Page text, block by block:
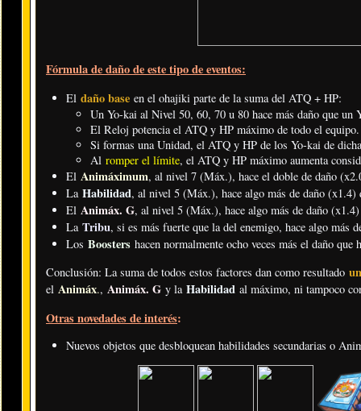
Fórmula de daño de este tipo de eventos:
El daño base en el ohajiki parte de la suma del ATQ + HP:
Un Yo-kai al Nivel 50, 60, 70 u 80 hace más daño que un
El Reloj potencia el ATQ y HP máximo de todo el equipo.
Si formas una Unidad, el ATQ y HP de los Yo-kai de
Al romper el límite, el ATQ y HP máximo aumenta
El Animáximum, al nivel 7 (Máx.), hace el doble de daño
La Habilidad, al nivel 5 (Máx.), hace algo más de daño (x1.4)
El Animáx. G, al nivel 5 (Máx.), hace algo más de daño
La Tribu, si es más fuerte que la del enemigo, hace algo más
Los Boosters hacen normalmente ocho veces más el daño que
Conclusión: La suma de todos estos factores dan como resultado
el Animáx., Animáx. G y la Habilidad al máximo, ni tampoco
Otras novedades de interés:
Nuevos objetos que desbloquean habilidades secundarias o